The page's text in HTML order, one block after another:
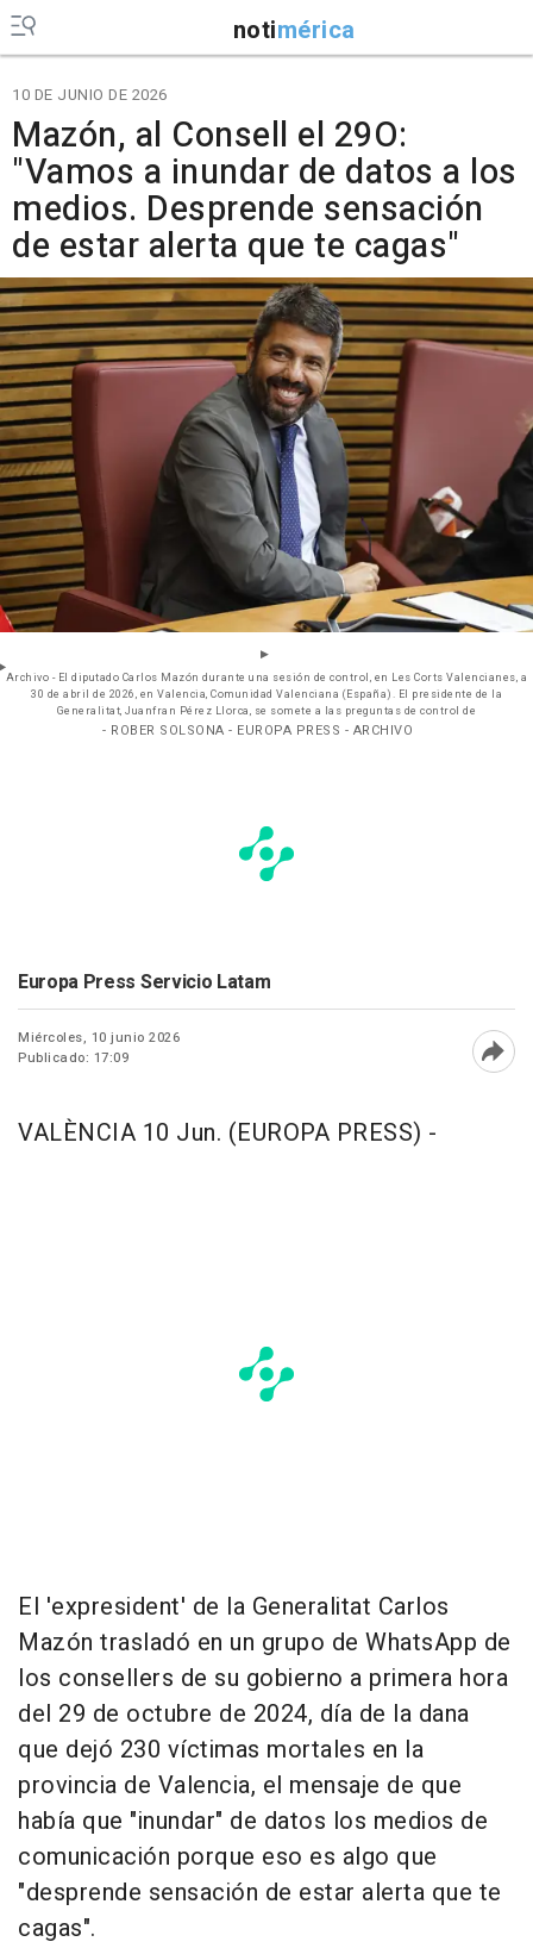
notimérica
10 DE JUNIO DE 2026
Mazón, al Consell el 29O:
"Vamos a inundar de datos a los
medios. Desprende sensación
de estar alerta que te cagas"
Archivo - El diputado Carlos Mazón durante una sesión de control, en Les Corts Valencianes, a
30 de abril de 2026, en Valencia, Comunidad Valenciana (España). El presidente de la
Generalitat, Juanfran Pérez Llorca, se somete a las preguntas de control de
- ROBER SOLSONA - EUROPA PRESS - ARCHIVO
Europa Press Servicio Latam
Miércoles, 10 junio 2026
Publicado: 17:09
VALÈNCIA 10 Jun. (EUROPA PRESS) -
El 'expresident' de la Generalitat Carlos
Mazón trasladó en un grupo de WhatsApp de
los consellers de su gobierno a primera hora
del 29 de octubre de 2024, día de la dana
que dejó 230 víctimas mortales en la
provincia de Valencia, el mensaje de que
había que "inundar" de datos los medios de
comunicación porque eso es algo que
"desprende sensación de estar alerta que te
cagas".